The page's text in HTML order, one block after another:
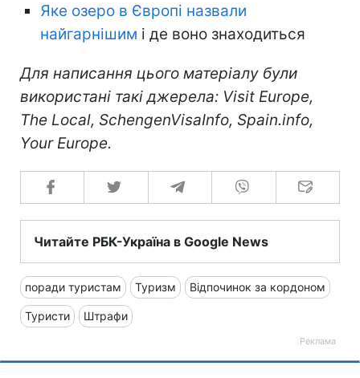
Яке озеро в Європі назвали
найгарнішим і де воно знаходиться
Для написання цього матеріалу були
використані такі джерела: Visit Europe,
The Local, SchengenVisaInfo, Spain.info,
Your Europe.
Читайте РБК-Україна в Google News
поради туристам Туризм Відпочинок за кордоном
Туристи Штрафи